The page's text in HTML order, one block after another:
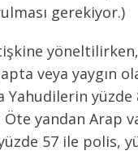
gerekiyor.)
veya yaygın
yüzde
yandan Arap
57 ile polis,